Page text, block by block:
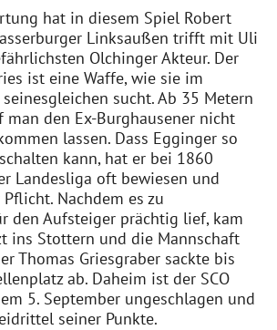
hat in diesem Spiel Robert
Linksaußen trifft mit Uli
Olchinger Akteur. Der
ist eine Waffe, wie sie im
sucht. Ab 35 Metern
man den Ex-Burghausener nicht
lassen. Dass Egginger so
kann, hat er bei 1860
Landesliga oft bewiesen und
Nachdem es zu
den Aufsteiger prächtig lief, kam
ins Stottern und die Mannschaft
Thomas Griesgraber sackte bis
ab. Daheim ist der SCO
5. September ungeschlagen und
seiner Punkte.